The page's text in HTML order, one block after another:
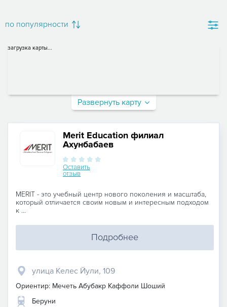
по популярности
загрузка карты...
Развернуть карту
Merit Education филиал
Ахунбабаев
Оставить
отзыв
MERIT - это учебный центр нового поколения и масштаба,
который отличается своим новым и интересным подходом
к ...
Подробнее
улица Келес Йули, 109
Ориентир: Мечеть Абубакр Каффоли Шоший
Беруни